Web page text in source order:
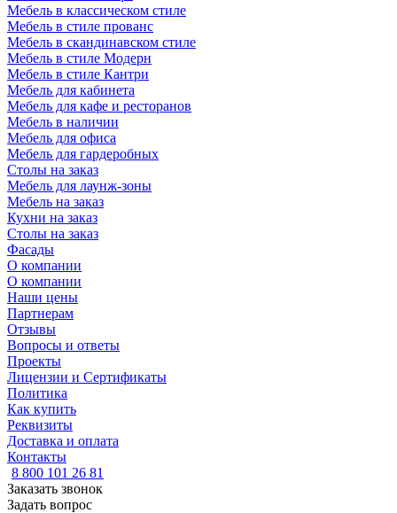
Мебель в классическом стиле
Мебель в стиле прованс
Мебель в скандинавском стиле
Мебель в стиле Модерн
Мебель в стиле Кантри
Мебель для кабинета
Мебель для кафе и ресторанов
Мебель в наличии
Мебель для офиса
Мебель для гардеробных
Столы на заказ
Мебель для лаунж-зоны
Мебель на заказ
Кухни на заказ
Столы на заказ
Фасады
О компании
О компании
Наши цены
Партнерам
Отзывы
Вопросы и ответы
Проекты
Лицензии и Сертификаты
Политика
Как купить
Реквизиты
Доставка и оплата
Контакты
8 800 101 26 81
Заказать звонок
Задать вопрос